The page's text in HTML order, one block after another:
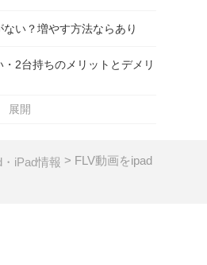
い？増やす方法ならあり
2台持ちのメリットとデメリ
展開
iPad情報 > FLV動画をipad